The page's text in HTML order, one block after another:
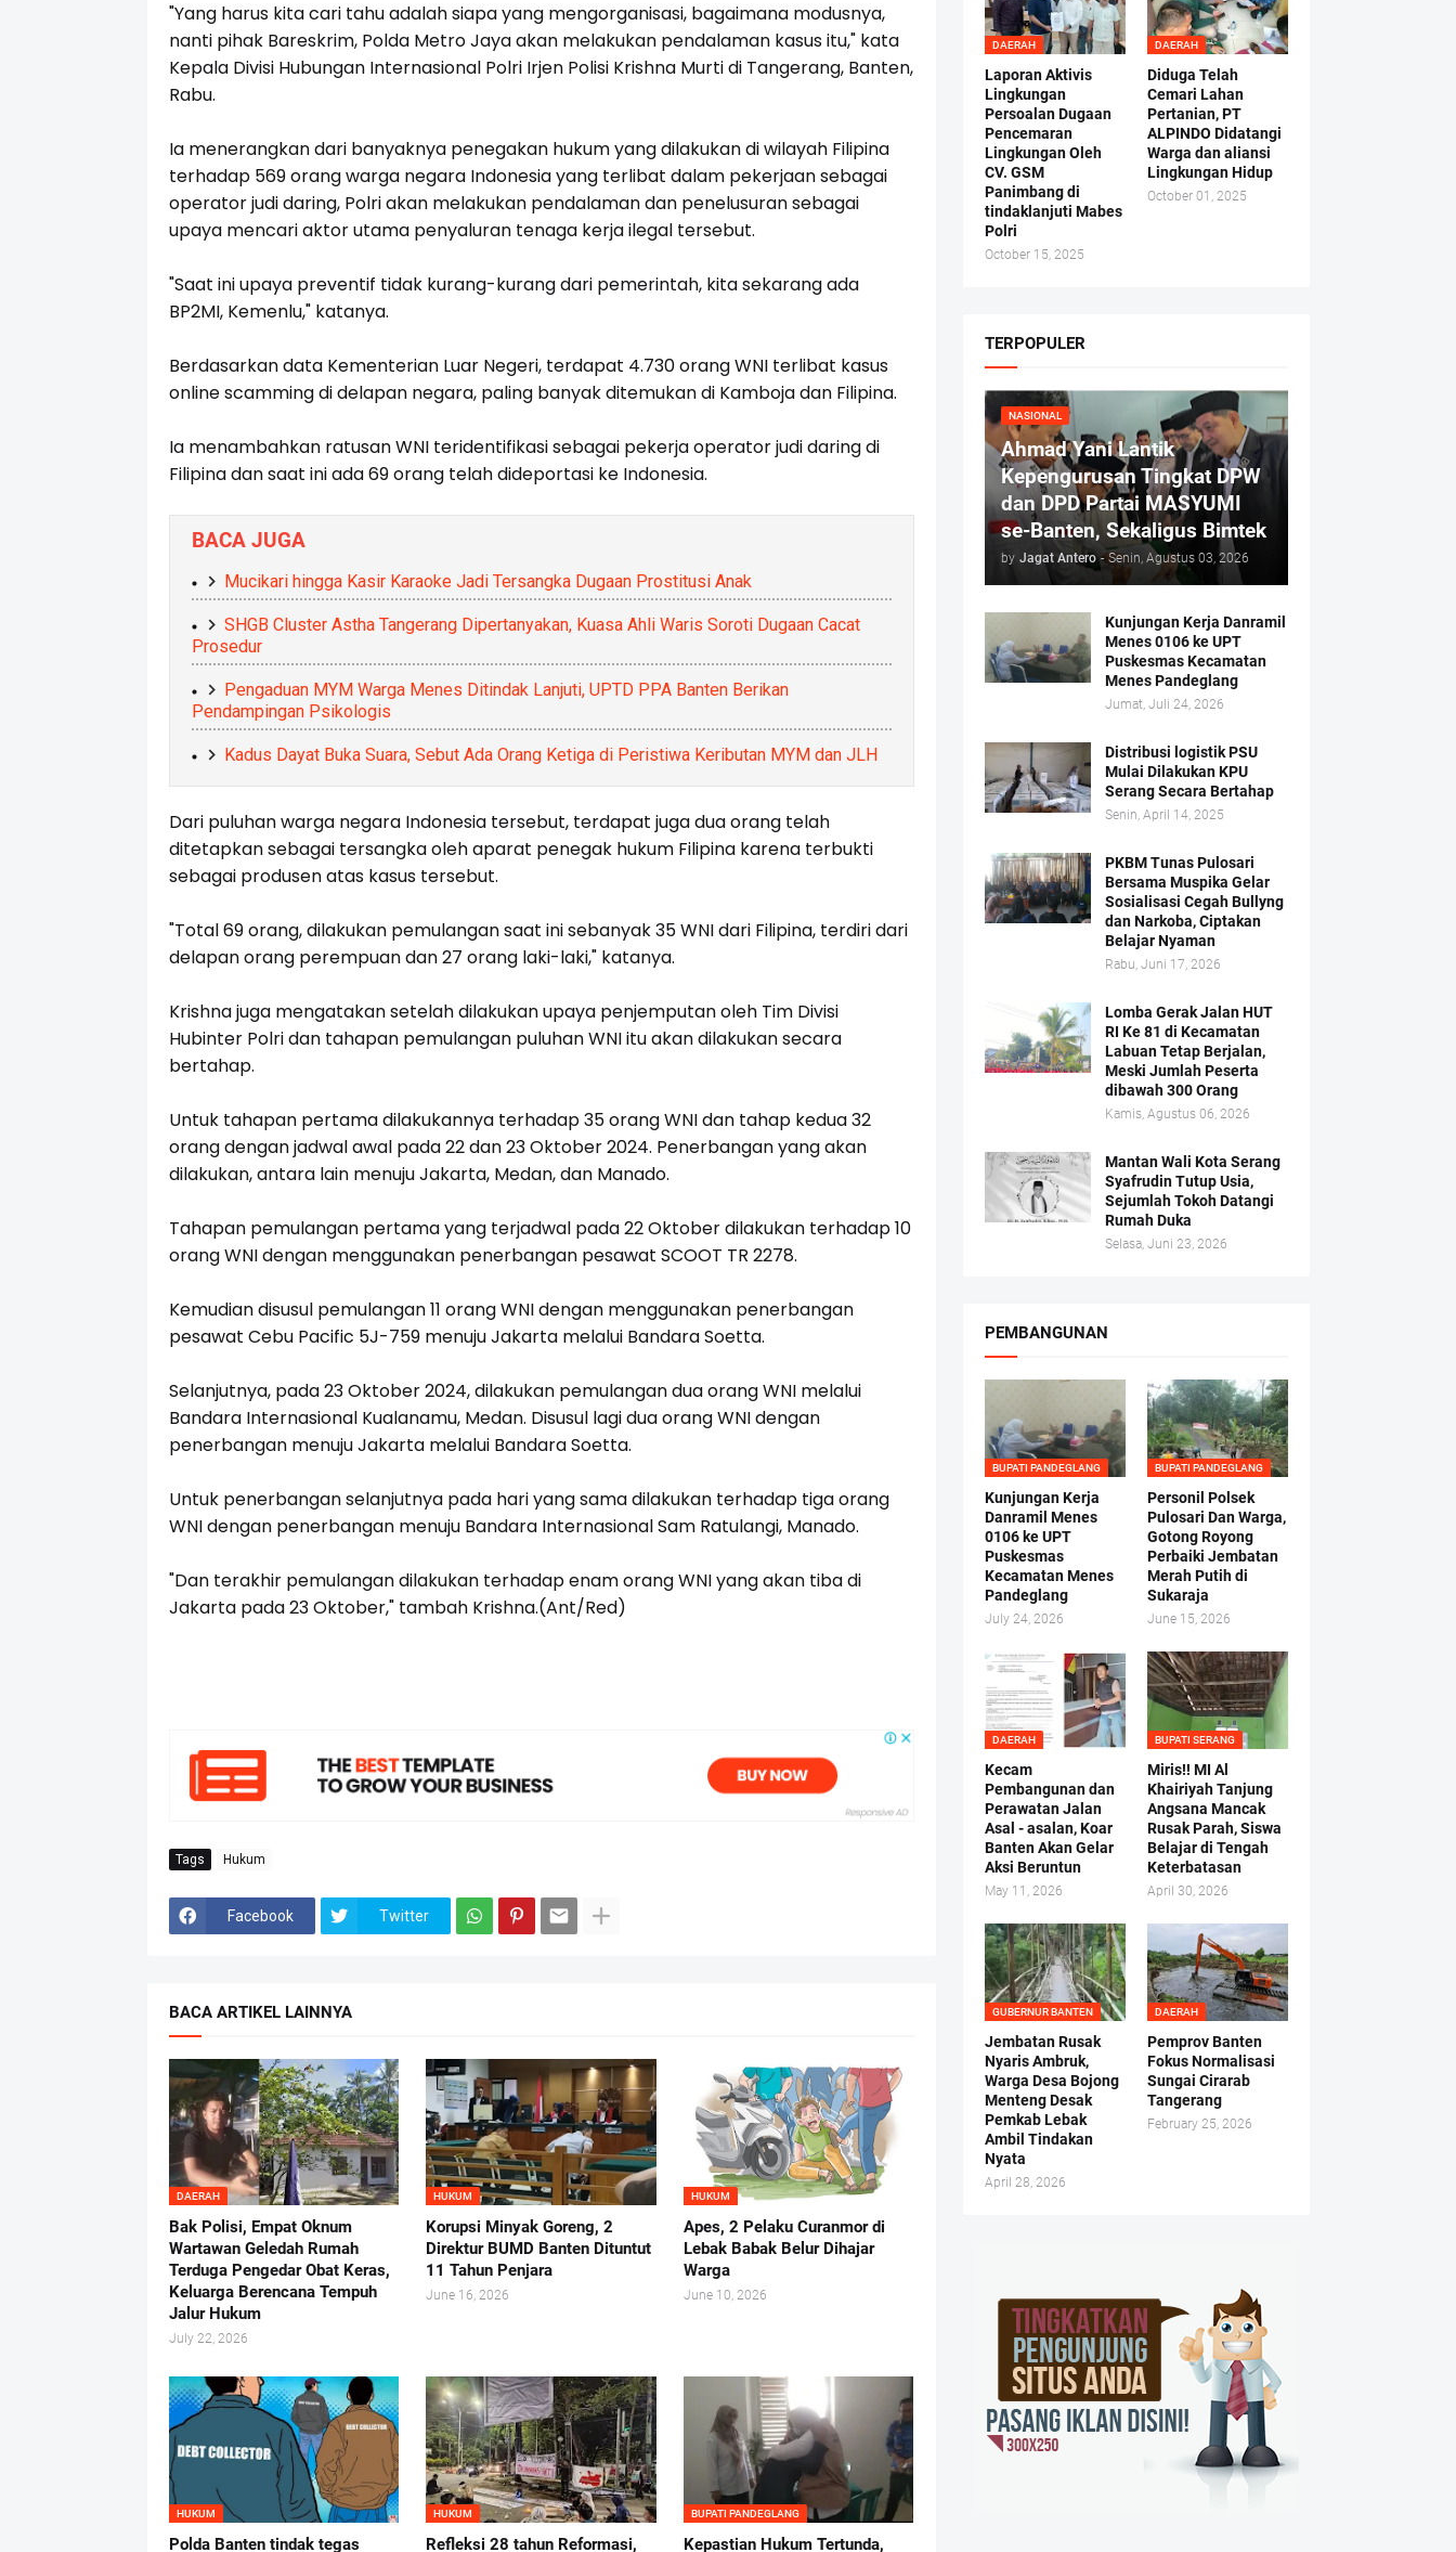
"Yang harus kita cari tahu adalah siapa yang mengorganisasi, bagaimana modusnya,
nanti pihak Bareskrim, Polda Metro Jaya akan melakukan pendalaman kasus itu," kata
Kepala Divisi Hubungan Internasional Polri Irjen Polisi Krishna Murti di Tangerang, Banten,
Rabu.
Ia menerangkan dari banyaknya penegakan hukum yang dilakukan di wilayah Filipina
terhadap 569 orang warga negara Indonesia yang terlibat dalam pekerjaan sebagai
operator judi daring, Polri akan melakukan pendalaman dan penelusuran sebagai
upaya mencari aktor utama penyaluran tenaga kerja ilegal tersebut.
"Saat ini upaya preventif tidak kurang-kurang dari pemerintah, kita sekarang ada
BP2MI, Kemenlu," katanya.
Berdasarkan data Kementerian Luar Negeri, terdapat 4.730 orang WNI terlibat kasus
online scamming di delapan negara, paling banyak ditemukan di Kamboja dan Filipina.
Ia menambahkan ratusan WNI teridentifikasi sebagai pekerja operator judi daring di
Filipina dan saat ini ada 69 orang telah dideportasi ke Indonesia.
BACA JUGA
Mucikari hingga Kasir Karaoke Jadi Tersangka Dugaan Prostitusi Anak
SHGB Cluster Astha Tangerang Dipertanyakan, Kuasa Ahli Waris Soroti Dugaan Cacat
Prosedur
Pengaduan MYM Warga Menes Ditindak Lanjuti, UPTD PPA Banten Berikan
Pendampingan Psikologis
Kadus Dayat Buka Suara, Sebut Ada Orang Ketiga di Peristiwa Keributan MYM dan JLH
Dari puluhan warga negara Indonesia tersebut, terdapat juga dua orang telah
ditetapkan sebagai tersangka oleh aparat penegak hukum Filipina karena terbukti
sebagai produsen atas kasus tersebut.
"Total 69 orang, dilakukan pemulangan saat ini sebanyak 35 WNI dari Filipina, terdiri dari
delapan orang perempuan dan 27 orang laki-laki," katanya.
Krishna juga mengatakan setelah dilakukan upaya penjemputan oleh Tim Divisi
Hubinter Polri dan tahapan pemulangan puluhan WNI itu akan dilakukan secara
bertahap.
Untuk tahapan pertama dilakukannya terhadap 35 orang WNI dan tahap kedua 32
orang dengan jadwal awal pada 22 dan 23 Oktober 2024. Penerbangan yang akan
dilakukan, antara lain menuju Jakarta, Medan, dan Manado.
Tahapan pemulangan pertama yang terjadwal pada 22 Oktober dilakukan terhadap 10
orang WNI dengan menggunakan penerbangan pesawat SCOOT TR 2278.
Kemudian disusul pemulangan 11 orang WNI dengan menggunakan penerbangan
pesawat Cebu Pacific 5J-759 menuju Jakarta melalui Bandara Soetta.
Selanjutnya, pada 23 Oktober 2024, dilakukan pemulangan dua orang WNI melalui
Bandara Internasional Kualanamu, Medan. Disusul lagi dua orang WNI dengan
penerbangan menuju Jakarta melalui Bandara Soetta.
Untuk penerbangan selanjutnya pada hari yang sama dilakukan terhadap tiga orang
WNI dengan penerbangan menuju Bandara Internasional Sam Ratulangi, Manado.
"Dan terakhir pemulangan dilakukan terhadap enam orang WNI yang akan tiba di
Jakarta pada 23 Oktober," tambah Krishna.(Ant/Red)
Tags Hukum
Facebook Twitter
BACA ARTIKEL LAINNYA
DAERAH
Bak Polisi, Empat Oknum
Wartawan Geledah Rumah
Terduga Pengedar Obat Keras,
Keluarga Berencana Tempuh
Jalur Hukum
July 22, 2026
HUKUM
Korupsi Minyak Goreng, 2
Direktur BUMD Banten Dituntut
11 Tahun Penjara
June 16, 2026
HUKUM
Apes, 2 Pelaku Curanmor di
Lebak Babak Belur Dihajar
Warga
June 10, 2026
HUKUM
Polda Banten tindak tegas
HUKUM
Refleksi 28 tahun Reformasi,
BUPATI PANDEGLANG
Kepastian Hukum Tertunda,
DAERAH
Laporan Aktivis
Lingkungan
Persoalan Dugaan
Pencemaran
Lingkungan Oleh
CV. GSM
Panimbang di
tindaklanjuti Mabes
Polri
October 15, 2025
DAERAH
Diduga Telah
Cemari Lahan
Pertanian, PT
ALPINDO Didatangi
Warga dan aliansi
Lingkungan Hidup
October 01, 2025
TERPOPULER
NASIONAL
Ahmad Yani Lantik
Kepengurusan Tingkat DPW
dan DPD Partai MASYUMI
se-Banten, Sekaligus Bimtek
by Jagat Antero - Senin, Agustus 03, 2026
Kunjungan Kerja Danramil
Menes 0106 ke UPT
Puskesmas Kecamatan
Menes Pandeglang
Jumat, Juli 24, 2026
Distribusi logistik PSU
Mulai Dilakukan KPU
Serang Secara Bertahap
Senin, April 14, 2025
PKBM Tunas Pulosari
Bersama Muspika Gelar
Sosialisasi Cegah Bullyng
dan Narkoba, Ciptakan
Belajar Nyaman
Rabu, Juni 17, 2026
Lomba Gerak Jalan HUT
RI Ke 81 di Kecamatan
Labuan Tetap Berjalan,
Meski Jumlah Peserta
dibawah 300 Orang
Kamis, Agustus 06, 2026
Mantan Wali Kota Serang
Syafrudin Tutup Usia,
Sejumlah Tokoh Datangi
Rumah Duka
Selasa, Juni 23, 2026
PEMBANGUNAN
BUPATI PANDEGLANG
Kunjungan Kerja
Danramil Menes
0106 ke UPT
Puskesmas
Kecamatan Menes
Pandeglang
July 24, 2026
BUPATI PANDEGLANG
Personil Polsek
Pulosari Dan Warga,
Gotong Royong
Perbaiki Jembatan
Merah Putih di
Sukaraja
June 15, 2026
DAERAH
Kecam
Pembangunan dan
Perawatan Jalan
Asal - asalan, Koar
Banten Akan Gelar
Aksi Beruntun
May 11, 2026
BUPATI SERANG
Miris!! MI Al
Khairiyah Tanjung
Angsana Mancak
Rusak Parah, Siswa
Belajar di Tengah
Keterbatasan
April 30, 2026
GUBERNUR BANTEN
Jembatan Rusak
Nyaris Ambruk,
Warga Desa Bojong
Menteng Desak
Pemkab Lebak
Ambil Tindakan
Nyata
April 28, 2026
DAERAH
Pemprov Banten
Fokus Normalisasi
Sungai Cirarab
Tangerang
February 25, 2026